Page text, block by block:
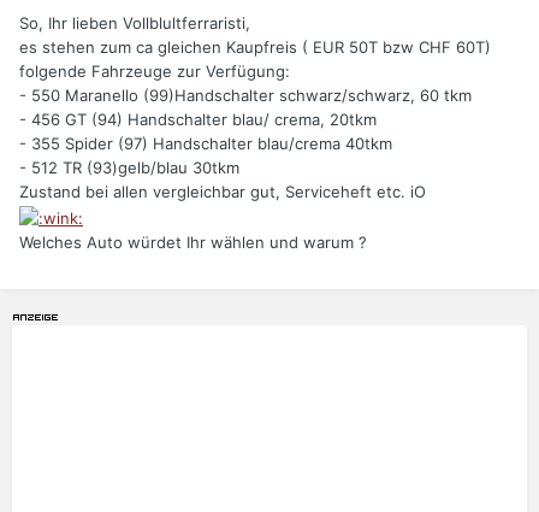
So, Ihr lieben Vollblultferraristi,
es stehen zum ca gleichen Kaupfreis ( EUR 50T bzw CHF 60T)
folgende Fahrzeuge zur Verfügung:
- 550 Maranello (99)Handschalter schwarz/schwarz, 60 tkm
- 456 GT (94) Handschalter blau/ crema, 20tkm
- 355 Spider (97) Handschalter blau/crema 40tkm
- 512 TR (93)gelb/blau 30tkm
Zustand bei allen vergleichbar gut, Serviceheft etc. iO
Welches Auto würdet Ihr wählen und warum ?